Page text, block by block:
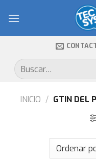
Buscar
por:
INICIO / GTIN DEL